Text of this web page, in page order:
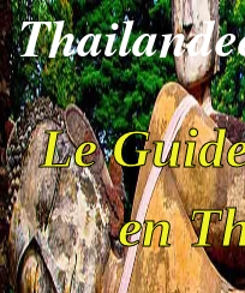
Le
en